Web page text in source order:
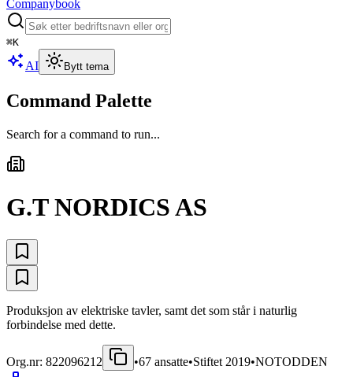
Companybook
⌘K
AI Bytt tema
Command Palette
Search for a command to run...
G.T NORDICS AS
Produksjon av elektriske tavler, samt det som står i naturlig
forbindelse med dette.
Org.nr: 822096212 •67 ansatte•Stiftet 2019•NOTODDEN